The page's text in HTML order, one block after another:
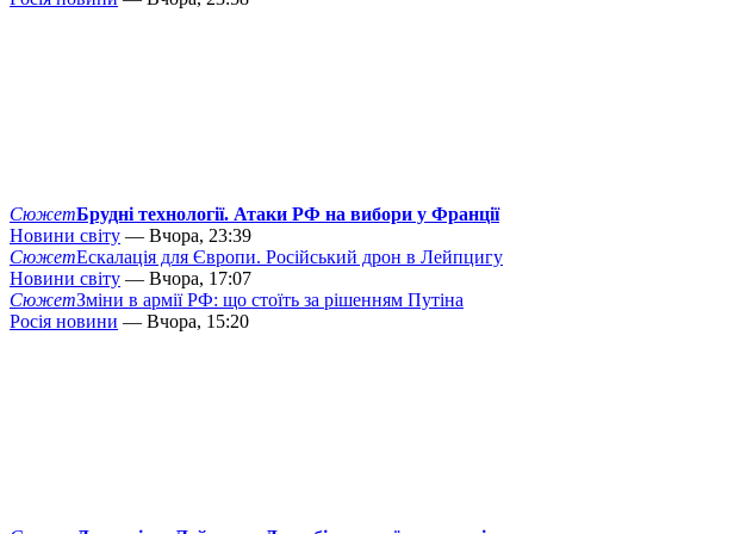
СюжетБрудні технології. Атаки РФ на вибори у Франції
Новини світу — Вчора, 23:39
СюжетЕскалація для Європи. Російський дрон в Лейпцигу
Новини світу — Вчора, 17:07
СюжетЗміни в армії РФ: що стоїть за рішенням Путіна
Росія новини — Вчора, 15:20